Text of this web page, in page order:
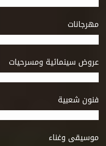
مهرجانات
عروض سينمائية ومسرحيات
فنون شعبية
موسيقى وغناء